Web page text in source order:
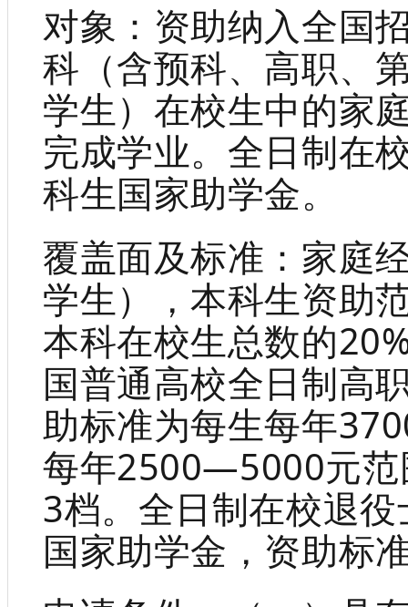
对象：资助纳入全国
科（含预科、高职、
学生）在校生中的家
完成学业。全日制在
科生国家助学金。
覆盖面及标准：家庭
学生），本科生资助
本科在校生总数的
国普通高校全日制高
助标准为每生每年
每年2500—5000元
3档。全日制在校退
国家助学金，资助标